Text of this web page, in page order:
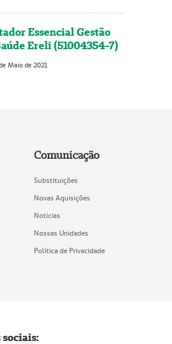
Essencial Gestão
Ereli (51004354-7)
Maio de 2021
Comunicação
Substituições
Novas Aquisições
Notícias
Nossas Unidades
Política de Privacidade
sociais: